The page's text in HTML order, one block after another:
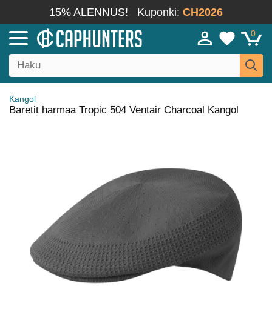
15% ALENNUS! Kuponki: CH2026
0
Kangol
Baretit harmaa Tropic 504 Ventair Charcoal Kangol